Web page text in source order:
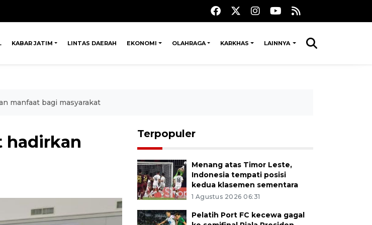
KABAR JATIM LINTAS DAERAH EKONOMI OLAHRAGA KARKHAS LAINNYA
manfaat bagi masyarakat
hadirkan
Terpopuler
Menang atas Timor Leste,
Indonesia tempati posisi
kedua klasemen sementara
1 Agustus 2026 06:31
Pelatih Port FC kecewa gagal